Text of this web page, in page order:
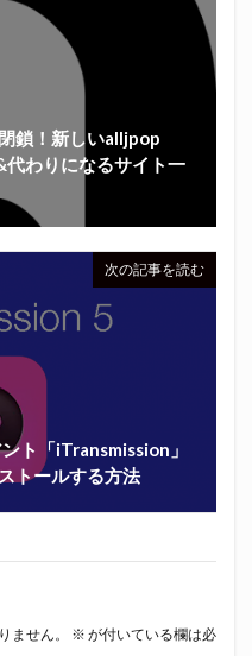
鎖！新しいalljpop
わりになるサイト一
次の記事を読む
ト「iTransmission」
トールする方法
ません。 ※ が付いている欄は必